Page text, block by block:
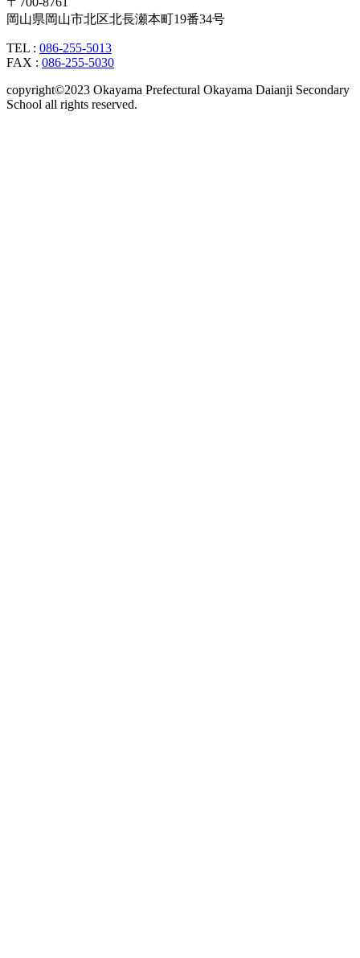
岡山県岡山市北区北長瀬本町19番34号
TEL : 086-255-5013
FAX : 086-255-5030
copyright©2023 Okayama Prefectural Okayama Daianji Secondary
School all rights reserved.